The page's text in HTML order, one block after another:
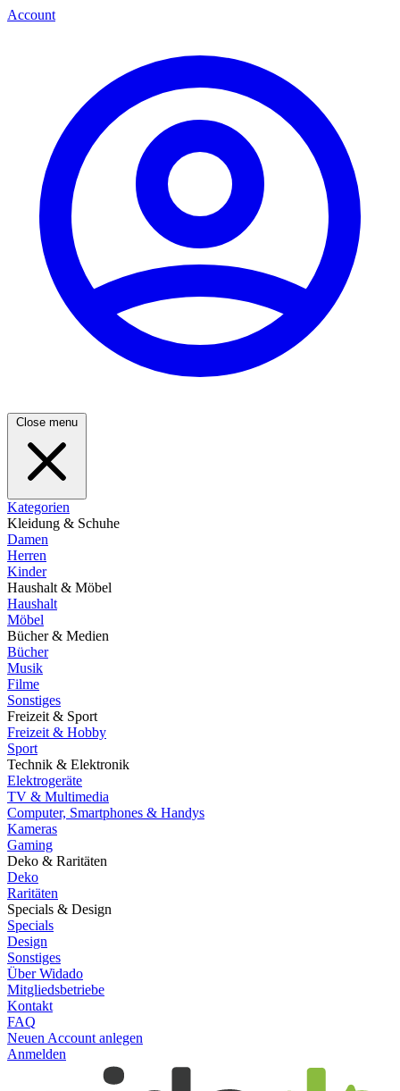
Account
Close menu
Kategorien
Kleidung & Schuhe
Damen
Herren
Kinder
Haushalt & Möbel
Haushalt
Möbel
Bücher & Medien
Bücher
Musik
Filme
Sonstiges
Freizeit & Sport
Freizeit & Hobby
Sport
Technik & Elektronik
Elektrogeräte
TV & Multimedia
Computer, Smartphones & Handys
Kameras
Gaming
Deko & Raritäten
Deko
Raritäten
Specials & Design
Specials
Design
Sonstiges
Über Widado
Mitgliedsbetriebe
Kontakt
FAQ
Neuen Account anlegen
Anmelden